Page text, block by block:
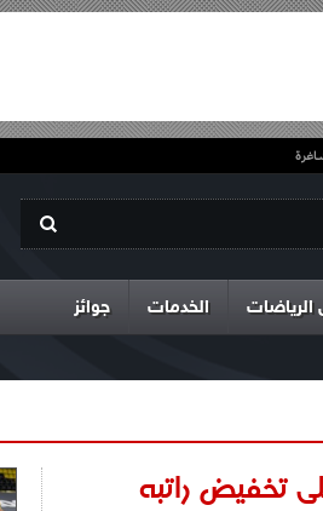
الرياضات الخدمات جوائز
تخفيض راتبه